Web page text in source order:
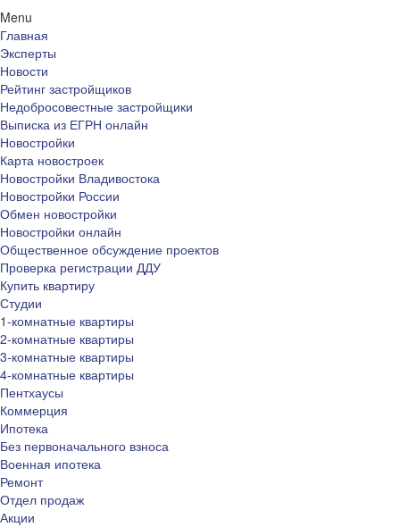
Menu
Главная
Эксперты
Новости
Рейтинг застройщиков
Недобросовестные застройщики
Выписка из ЕГРН онлайн
Новостройки
Карта новостроек
Новостройки Владивостока
Новостройки России
Обмен новостройки
Новостройки онлайн
Общественное обсуждение проектов
Проверка регистрации ДДУ
Купить квартиру
Студии
1-комнатные квартиры
2-комнатные квартиры
3-комнатные квартиры
4-комнатные квартиры
Пентхаусы
Коммерция
Ипотека
Без первоначального взноса
Военная ипотека
Ремонт
Отдел продаж
Акции